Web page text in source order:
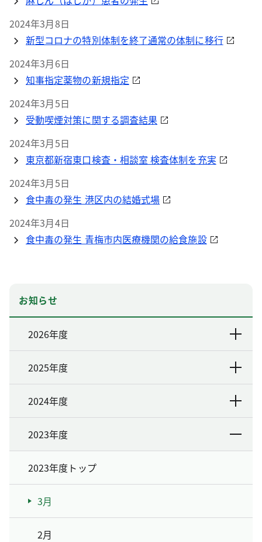
2024年3月8日
新型コロナの特別体制を終了通常の体制に移行
2024年3月6日
知事指定薬物の新規指定
2024年3月5日
受動喫煙対策に関する調査結果
2024年3月5日
東京都新宿東口検査・相談室 検査体制を充実
2024年3月5日
食中毒の発生 港区内の結婚式場
2024年3月4日
食中毒の発生 青梅市内医療機関の給食施設
お知らせ
2026年度
2025年度
2024年度
2023年度
2023年度トップ
3月
2月